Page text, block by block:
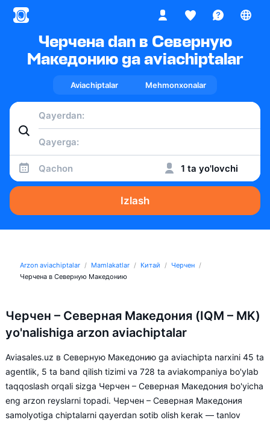
Черчена dan в Северную
Македонию ga aviachiptalar
Aviachiptalar Mehmonxonalar
Qachon 1 ta yo'lovchi
Izlash
Arzon aviachiptalar Mamlakatlar Китай
Черчен
Черчена в Северную Македонию
Черчен – Северная Македония (IQM – MK)
yo'nalishiga arzon aviachiptalar
Aviasales.uz в Северную Македонию ga aviachipta narxini 45 ta
agentlik, 5 ta band qilish tizimi va 728 ta aviakompaniya bo'ylab
taqqoslash orqali sizga Черчен – Северная Македония bo'yicha
eng arzon reyslarni topadi. Черчен – Северная Македония
samolyotiga chiptalarni qayerdan sotib olish kerak — tanlov